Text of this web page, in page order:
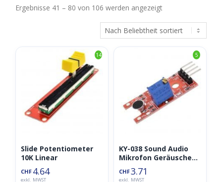
Ergebnisse 41 – 80 von 106 werden angezeigtNach
Beliebtheit
sortiert
14
Slide Potentiometer
10K Linear
CHF 4.64
exkl. MWST
5
KY-038 Sound Audio
Mikrofon Geräusche
Sensor
CHF3.71
exkl. MWST